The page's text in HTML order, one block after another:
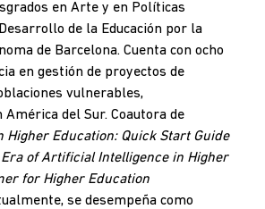
en Arte y en Políticas
de la Educación por la
de Barcelona. Cuenta con ocho
en gestión de proyectos de
vulnerables,
del Sur. Coautora de
Higher Education: Quick Start Guide
of Artificial Intelligence in Higher
for Higher Education
se desempeña como